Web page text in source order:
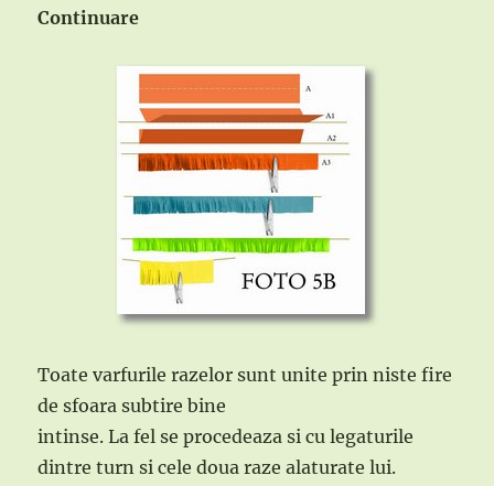
Continuare
Toate varfurile razelor sunt unite prin niste fire
de sfoara subtire bine
intinse. La fel se procedeaza si cu legaturile
dintre turn si cele doua raze alaturate lui.